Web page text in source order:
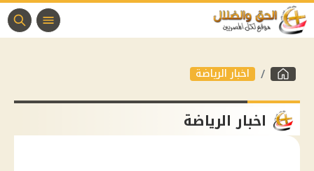
اخبار الرياضة
اخبار الرياضة